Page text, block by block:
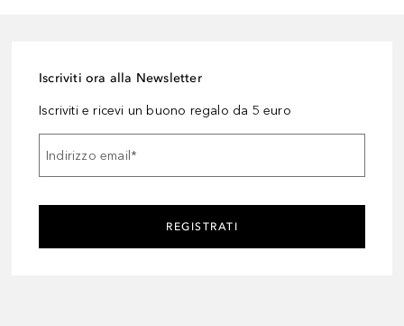
Iscriviti ora alla Newsletter
Iscriviti e ricevi un buono regalo da 5 euro
Indirizzo email *
REGISTRATI